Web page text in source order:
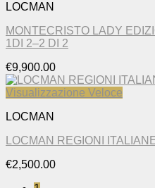
LOCMAN
MONTECRISTO LADY
1DI 2–2 DI 2
€9,900.00
Visualizzazione Veloce
LOCMAN
LOCMAN REGIONI
€2,500.00